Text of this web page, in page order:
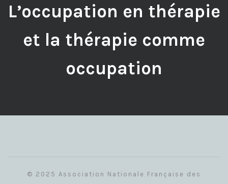
L’occupation en thérapie
et la thérapie comme
occupation
© 2025 Association Nationale Française des